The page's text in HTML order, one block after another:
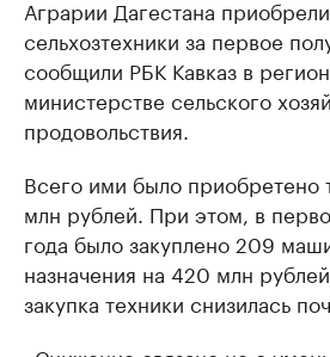
Аграрии Дагестана
сельхозтехники за первое
сообщили РБК Кавказ в
министерстве сельского
продовольствия.
Всего ими было приобретено
млн рублей. При этом, в
года было закуплено 209
назначения на 420 млн
закупка техники снизилась